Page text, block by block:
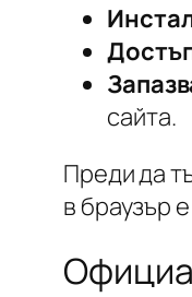
сайта.
Преди да
в браузър